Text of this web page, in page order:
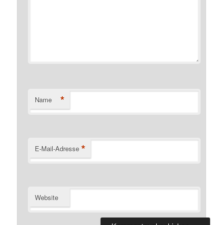
Name *
E-Mail-Adresse *
Website